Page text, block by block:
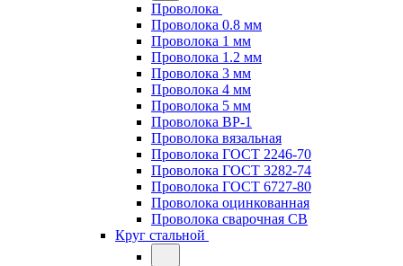
Проволока
Проволока 0.8 мм
Проволока 1 мм
Проволока 1.2 мм
Проволока 3 мм
Проволока 4 мм
Проволока 5 мм
Проволока ВР-1
Проволока вязальная
Проволока ГОСТ 2246-70
Проволока ГОСТ 3282-74
Проволока ГОСТ 6727-80
Проволока оцинкованная
Проволока сварочная СВ
Круг стальной